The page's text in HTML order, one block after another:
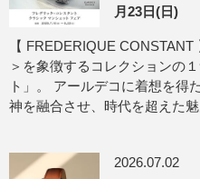
月23日(日)
【 FREDERIQUE
＞を象徴するコレクションの
ト」。 アールデコに着想を得
神を融合させ、時代を超えた
2026.07.02